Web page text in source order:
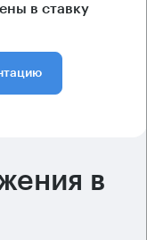
в ставку
в